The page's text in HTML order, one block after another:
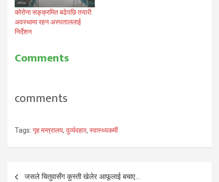
कोरोना सङ्क्रमित बढेपछि तयारी
अवस्थामा रहन अस्पताललाई
निर्देशन
Comments
comments
Tags: गृह मन्त्रालय, दुर्व्यवहार, स्वास्थ्यकर्मी
Postजसले चितुवासँग कुस्ती खेलेर आफूलाई बचाए…